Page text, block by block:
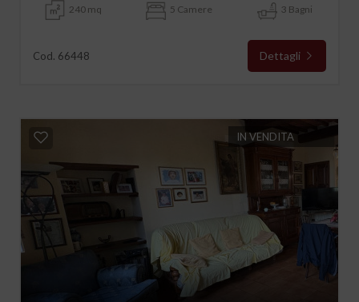
240 mq 5 Camere 3 Bagni
Cod. 66448 Dettagli
IN VENDITA